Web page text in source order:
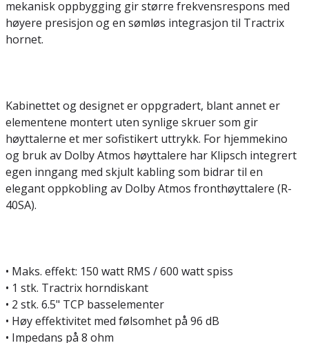
mekanisk oppbygging gir større frekvensrespons med
høyere presisjon og en sømløs integrasjon til Tractrix
hornet.
Kabinettet og designet er oppgradert, blant annet er
elementene montert uten synlige skruer som gir
høyttalerne et mer sofistikert uttrykk. For hjemmekino
og bruk av Dolby Atmos høyttalere har Klipsch integrert
egen inngang med skjult kabling som bidrar til en
elegant oppkobling av Dolby Atmos fronthøyttalere (R-
40SA).
• Maks. effekt: 150 watt RMS / 600 watt spiss
• 1 stk. Tractrix horndiskant
• 2 stk. 6.5" TCP basselementer
• Høy effektivitet med følsomhet på 96 dB
• Impedans på 8 ohm